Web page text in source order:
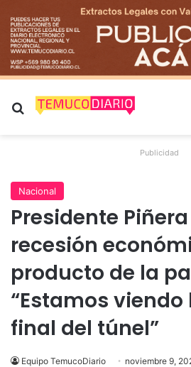
Buscar por
Publicidad
Nacional
Presidente
recesión
producto de la
“Estamos viendo
final del túnel”
Equipo TemucoDiario noviembre 9,